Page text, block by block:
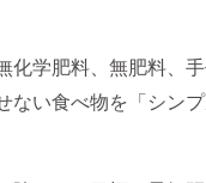
化学肥料、無肥料、
ない食べ物を「シン